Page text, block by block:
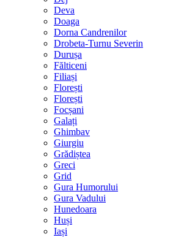
Deva
Doaga
Dorna Candrenilor
Drobeta-Turnu Severin
Durușa
Fălticeni
Filiași
Florești
Florești
Focșani
Galați
Ghimbav
Giurgiu
Grădiștea
Greci
Grid
Gura Humorului
Gura Vadului
Hunedoara
Huși
Iași